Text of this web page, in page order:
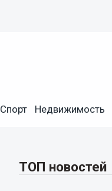
Спорт Недвижимость
ТОП новостей